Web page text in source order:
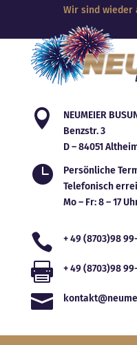
Wir sind wieder

NEUMEIER
Benzstr. 3
D – 84051

Persönliche
Telefonisch
Mo – Fr: 8 – 17
 + 49 (8703)98
 + 49 (8703)98
